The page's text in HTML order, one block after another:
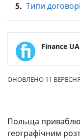
5. Типи
Finance UA
ОНОВЛЕНО 11
Польща
географічним